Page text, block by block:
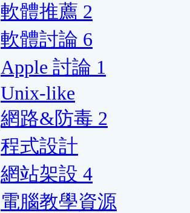
軟體推薦 2
軟體討論 6
Apple 討論 1
Unix-like
網路&防毒 2
程式設計
網站架設 4
電腦教學資源